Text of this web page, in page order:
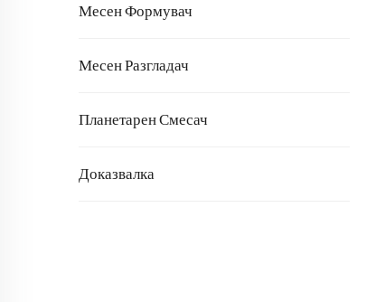
Месен Формувач
Месен Разгладач
Планетарен Смесач
Доказвалка